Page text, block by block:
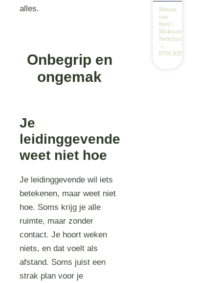
alles.
Onbegrip en
ongemak
Je
leidinggevende
weet niet hoe
Je leidinggevende wil iets
betekenen, maar weet niet
hoe. Soms krijg je alle
ruimte, maar zonder
contact. Je hoort weken
niets, en dat voelt als
afstand. Soms juist een
strak plan voor je
Miriam
van
Kreij |
Miskraambegeleiding
Nederland
07/04/2025